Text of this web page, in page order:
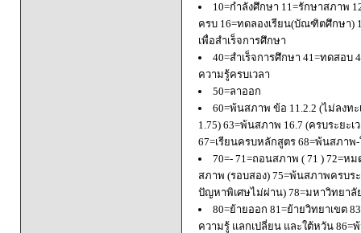
10=กำลังศึกษา 11=รักษาสภาพ
ครบ 16=ทดลองเรียน(บัณฑิตศึกษา)
เพื่อสำเร็จการศึกษา
40=สำเร็จการศึกษา 41=ทดสอบ
ความรู้ครบเวลา
50=ลาออก
60=พ้นสภาพ ข้อ 11.2.2 (ไม่ลงท
1.75) 63=พ้นสภาพ 16.7 (ครบระยะ
67=เรียนครบหลักสูตร 68=พ้นสภา
70=- 71=ถอนสภาพ ( 71 ) 72=
สภาพ (รอบสอง) 75=พ้นสภาพครบ
ปัญหาพิเศษไม่ผ่าน) 78=มหาวิทยา
80=ย้ายออก 81=ย้ายวิทยาเขต
ความรู้ แลกเปลี่ยน และใต้หวัน